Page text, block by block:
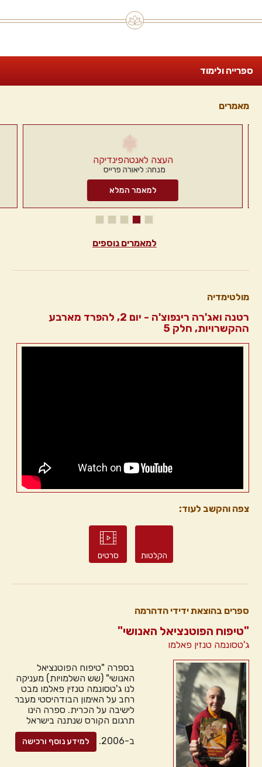
ספרייה ולימוד
מאמרים
העצה לאנטהפינדיקה
מנחה: ליאורה פרייס
למאמר המלא
למאמרים נוספים
מולטימדיה
רטנה ואג'רה רינפוצ'ה - יום 2, להפרד מארבע
ההקשרויות, חלק 5
צפה והקשב לעוד:
הקלטות סרטים
ספרים בהוצאת ידידי הדהרמה
"טיפוח הפוטנציאל האנושי"
ג'טסונמה טנזין פאלמו
בספרה "טיפוח הפוטנציאל
האנושי" (שש השלמויות) מעניקה
לנו ג'טסונמה טנזין פאלמו מבט
רחב על האימון הבודהיסטי מעבר
לישיבה על הכרית. ספרה הינו
תרגום הקורס שנתנה בישראל
ב-2006.
למידע נוסף ורכישה